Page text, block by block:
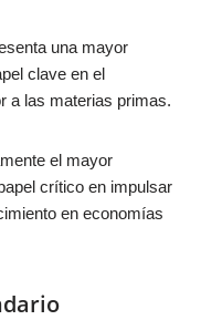
una mayor
clave en el
a las materias primas.
el mayor
crítico en impulsar
en economías